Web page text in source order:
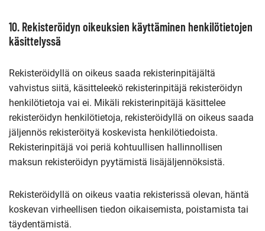
10. Rekisteröidyn oikeuksien käyttäminen henkilötietojen
käsittelyssä
Rekisteröidyllä on oikeus saada rekisterinpitäjältä
vahvistus siitä, käsitteleekö rekisterinpitäjä rekisteröidyn
henkilötietoja vai ei. Mikäli rekisterinpitäjä käsittelee
rekisteröidyn henkilötietoja, rekisteröidyllä on oikeus saada
jäljennös rekisteröityä koskevista henkilötiedoista.
Rekisterinpitäjä voi periä kohtuullisen hallinnollisen
maksun rekisteröidyn pyytämistä lisäjäljennöksistä.
Rekisteröidyllä on oikeus vaatia rekisterissä olevan, häntä
koskevan virheellisen tiedon oikaisemista, poistamista tai
täydentämistä.